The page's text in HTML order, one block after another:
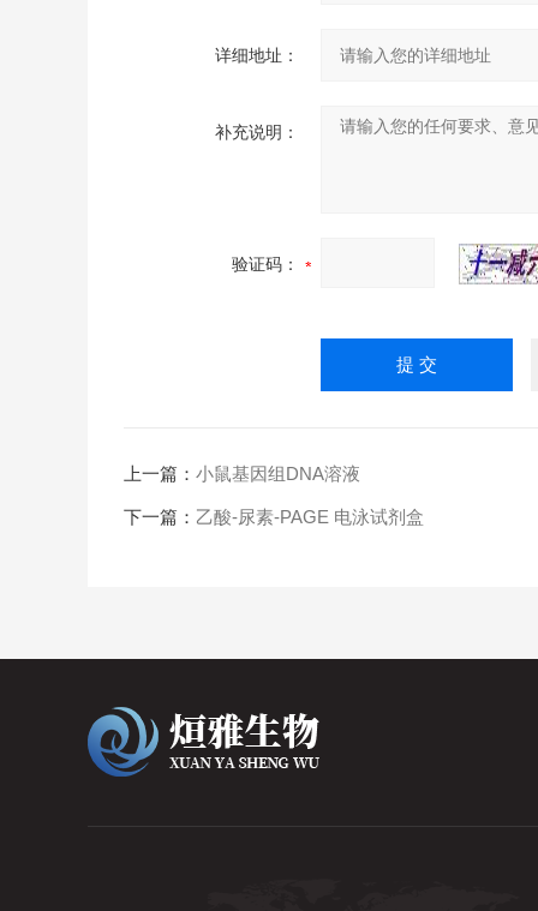
详细地址：
补充说明：
验证码：
上一篇： 小鼠基因组DNA溶液
下一篇： 乙酸-尿素-PAGE 电泳试剂盒